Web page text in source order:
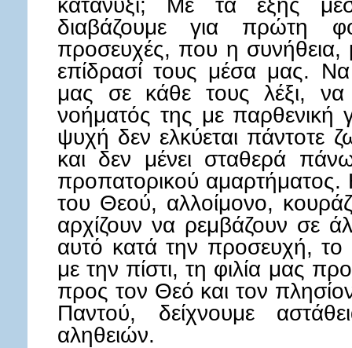
διαβάζουμε για πρώτη
προσευχές, που η συνήθεια,
επίδρασί τους μέσα μας.
μας σε κάθε τους λέξι,
νοήματός της με παρθενική
ψυχή δεν ελκύεται πάντοτε
και δεν μένει σταθερά
προπατορικού
του Θεού, αλλοίμονο,
αρχίζουν να ρεμβάζουν σε
αυτό κατά την προσευχή, το
με την πίστι, τη φιλία μας
προς τον Θεό και τον
Παντού, δείχνουμε
αληθειών.